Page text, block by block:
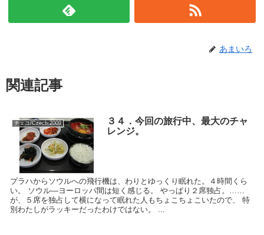
あまいろ
関連記事
チェコ/Czech:2009
３４．今回の旅行中、最大のチャ
レンジ。
プラハからソウルへの飛行機は、わりとゆっくり眠れた。４時間くら
い。 ソウル―ヨーロッパ間は短く感じる。 やっぱり２席独占。……
が、５席を独占して横になって眠れた人もちょこちょこいたので、 特
別わたしがラッキーだったわけではない。 ...